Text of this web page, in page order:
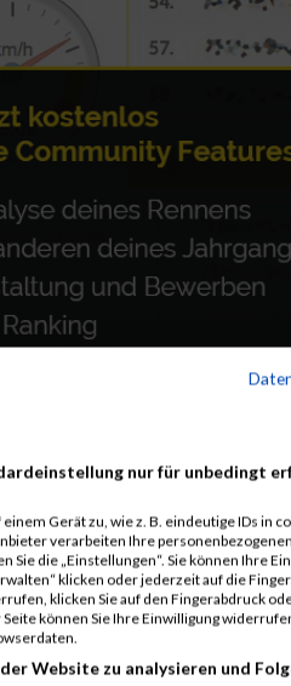
nur für unbedingt
Gerät zu, wie z. B. eindeutige IDs in
verarbeiten Ihre
die „Einstellungen“. Sie können Ihre
klicken oder jederzeit auf die
klicken Sie auf den Fingerabdruck
können Sie Ihre Einwilligung
Website zu analysieren und